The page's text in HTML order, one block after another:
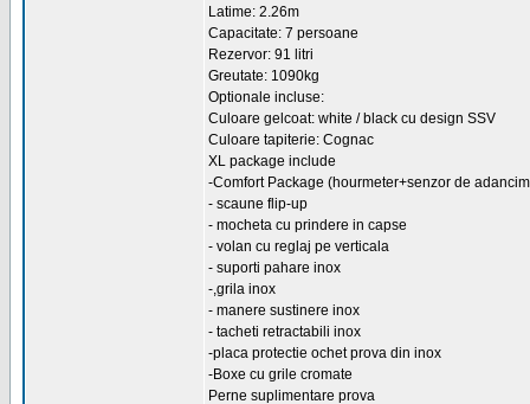
Latime: 2.26m
Capacitate: 7 persoane
Rezervor: 91 litri
Greutate: 1090kg
Optionale incluse:
Culoare gelcoat: white / black cu design SSV
Culoare tapiterie: Cognac
XL package include
-Comfort Package (hourmeter+senzor de
- scaune flip-up
- mocheta cu prindere in capse
- volan cu reglaj pe verticala
- suporti pahare inox
-,grila inox
- manere sustinere inox
- tacheti retractabili inox
-placa protectie ochet prova din inox
-Boxe cu grile cromate
Perne suplimentare prova